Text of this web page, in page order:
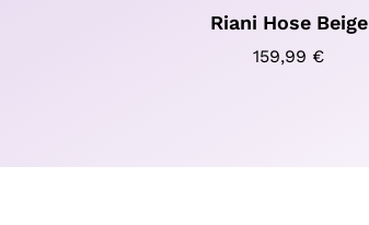
Riani Hose Beige
159,99 €